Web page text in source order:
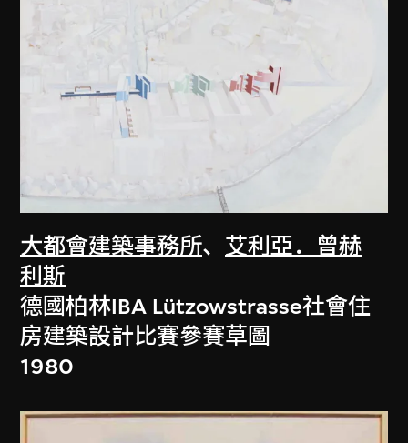
大都會建築事務所、 艾利亞．曾赫
利斯
德國柏林IBA Lützowstrasse社會住
房建築設計比賽參賽草圖
1980